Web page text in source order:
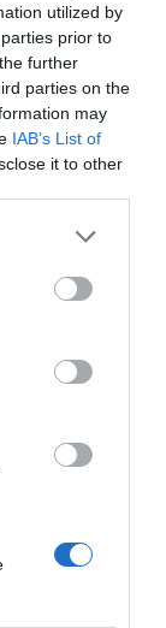
utilized by
prior to
further
parties on the
may
IAB’s List of
it to other
es va
(les
Estaria bé
queel
envers
, el que
marge per
millor
des de la
que la
contrari, tal
turística no